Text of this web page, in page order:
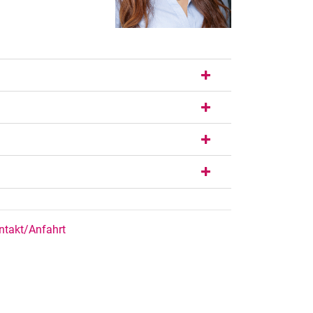
Anfahrt
Link, öffnet neues Fenster)
(externer Link, öffnet neues Fenster)